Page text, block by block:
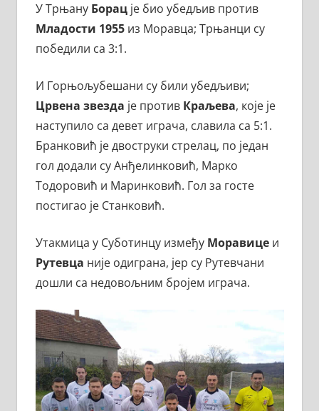
У Трњану Борацје био убедљив против
Младости 1955из Моравца; Трњанци су
победили са 3:1.
И Горњољубешани су били убедљиви;
Црвена звезда је против Краљева, које је
наступило са девет играча, славила са 5:1.
Бранковић је двоструки стрелац, по један
гол додали су Анђелинковић, Марко
Тодоровић и Маринковић. Гол за госте
постигао је Станковић.
Утакмица у Суботинцу између Моравицеи
Рутевца није одиграна, јер су Рутевчани
дошли са недовољним бројем играча.